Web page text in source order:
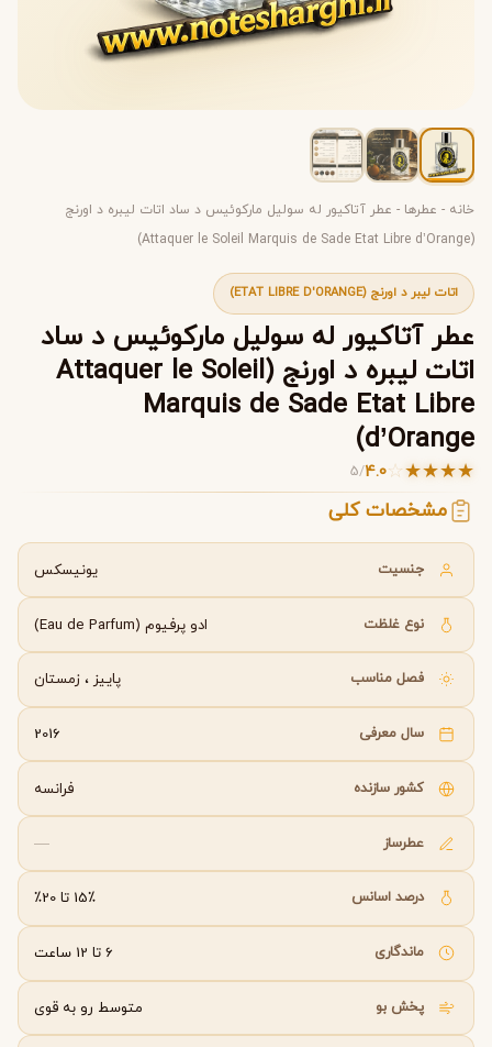
خانه - عطرها - عطر آتاکیور له سولیل مارکوئیس د ساد اتات لیبره د اورنج
(Attaquer le Soleil Marquis de Sade Etat Libre d’Orange)
اتات لیبر د اورنج (ETAT LIBRE D'ORANGE)
عطر آتاکیور له سولیل مارکوئیس د ساد
اتات لیبره د اورنج (Attaquer le Soleil
Marquis de Sade Etat Libre
d’Orange)
★
★
★
★
☆
4.0
/
5
مشخصات کلی
جنسیت یونیسکس
نوع غلظت ادو پرفیوم (Eau de Parfum)
فصل مناسب پاییز ، زمستان
سال معرفی 2016
کشور سازنده فرانسه
عطرساز —
درصد اسانس 15٪ تا 20٪
ماندگاری 6 تا 12 ساعت
پخش بو متوسط رو به قوی